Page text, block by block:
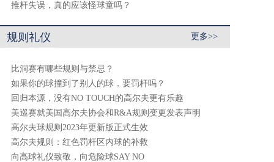
推杆失误，真的应该怪球童吗？
规则礼仪 更多>>
比洞赛有哪些规则与禁忌？
如果你的球撞到了别人的球，要罚杆吗？
回归本源，没有NO TOUCH的高尔夫更有乐趣
美巡赛就美国高尔夫协会和R&A规则变更发表声明
高尔夫球规则2023年更新版正式生效
高尔夫规则：红色罚杆区内球的补救
向高球礼仪致敬，向危险球SAY NO